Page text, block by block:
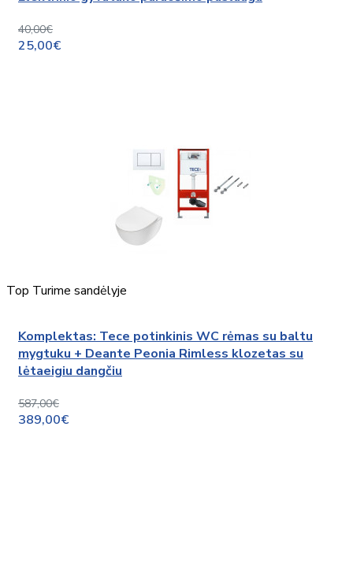
40,00€
25,00€
Top Turime sandėlyje
Komplektas: Tece potinkinis WC rėmas su baltu
mygtuku + Deante Peonia Rimless klozetas su
lėtaeigiu dangčiu
587,00€
389,00€